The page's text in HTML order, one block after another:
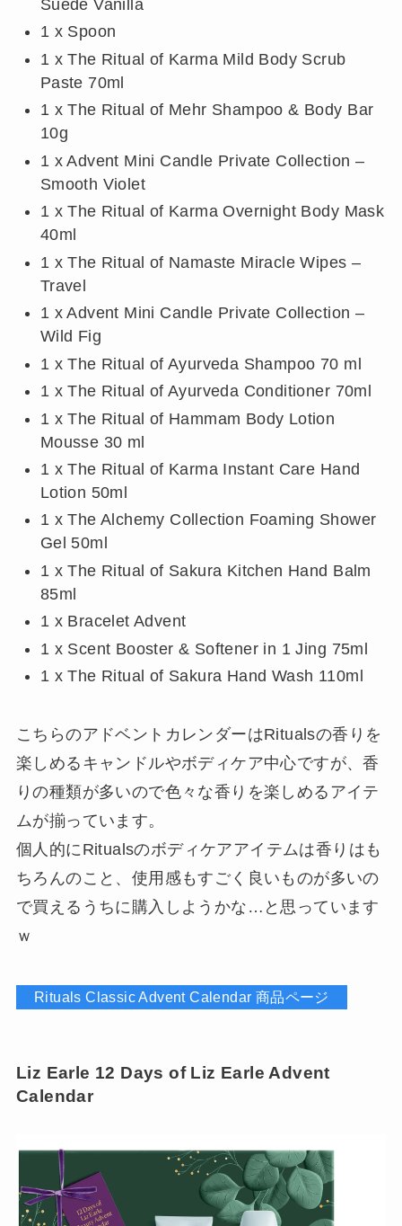
Suede Vanilla
1 x Spoon
1 x The Ritual of Karma Mild Body Scrub
Paste 70ml
1 x The Ritual of Mehr Shampoo & Body Bar
10g
1 x Advent Mini Candle Private Collection –
Smooth Violet
1 x The Ritual of Karma Overnight Body Mask
40ml
1 x The Ritual of Namaste Miracle Wipes –
Travel
1 x Advent Mini Candle Private Collection –
Wild Fig
1 x The Ritual of Ayurveda Shampoo 70 ml
1 x The Ritual of Ayurveda Conditioner 70ml
1 x The Ritual of Hammam Body Lotion
Mousse 30 ml
1 x The Ritual of Karma Instant Care Hand
Lotion 50ml
1 x The Alchemy Collection Foaming Shower
Gel 50ml
1 x The Ritual of Sakura Kitchen Hand Balm
85ml
1 x Bracelet Advent
1 x Scent Booster & Softener in 1 Jing 75ml
1 x The Ritual of Sakura Hand Wash 110ml
こちらのアドベントカレンダーはRitualsの香りを
楽しめるキャンドルやボディケア中心ですが、香
りの種類が多いので色々な香りを楽しめるアイテ
ムが揃っています。
個人的にRitualsのボディケアアイテムは香りはも
ちろんのこと、使用感もすごく良いものが多いの
で買えるうちに購入しようかな…と思っています
ｗ
Rituals Classic Advent Calendar 商品ページ
Liz Earle 12 Days of Liz Earle Advent
Calendar